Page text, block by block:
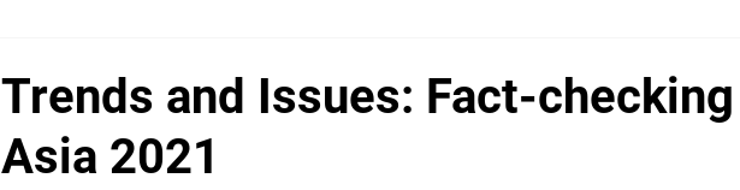
Trends and Issues: Fact-
Asia 2021